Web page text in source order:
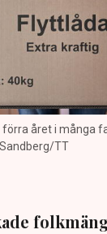
förra året i många
TT